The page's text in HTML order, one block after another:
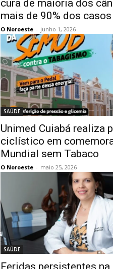
cura de maioria dos
mais de 90% dos casos
O Noroeste - junho 1, 2026
SAÚDE
Unimed Cuiabá realiza
ciclístico em
Mundial sem Tabaco
O Noroeste - maio 25, 2026
SAÚDE